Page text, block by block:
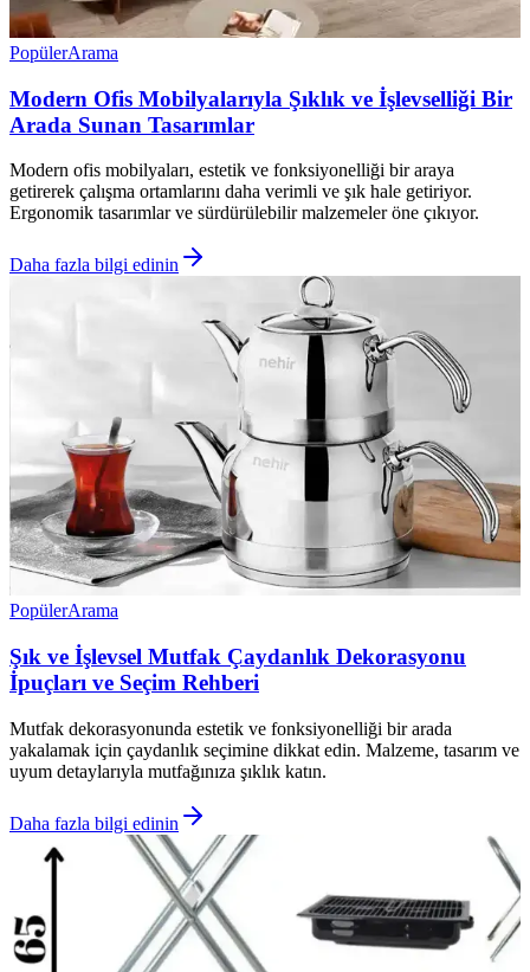
PopülerArama
Modern Ofis Mobilyalarıyla Şıklık ve İşlevselliği Bir
Arada Sunan Tasarımlar
Modern ofis mobilyaları, estetik ve fonksiyonelliği bir araya
getirerek çalışma ortamlarını daha verimli ve şık hale getiriyor.
Ergonomik tasarımlar ve sürdürülebilir malzemeler öne çıkıyor.
Daha fazla bilgi edinin
PopülerArama
Şık ve İşlevsel Mutfak Çaydanlık Dekorasyonu
İpuçları ve Seçim Rehberi
Mutfak dekorasyonunda estetik ve fonksiyonelliği bir arada
yakalamak için çaydanlık seçimine dikkat edin. Malzeme, tasarım ve
uyum detaylarıyla mutfağınıza şıklık katın.
Daha fazla bilgi edinin